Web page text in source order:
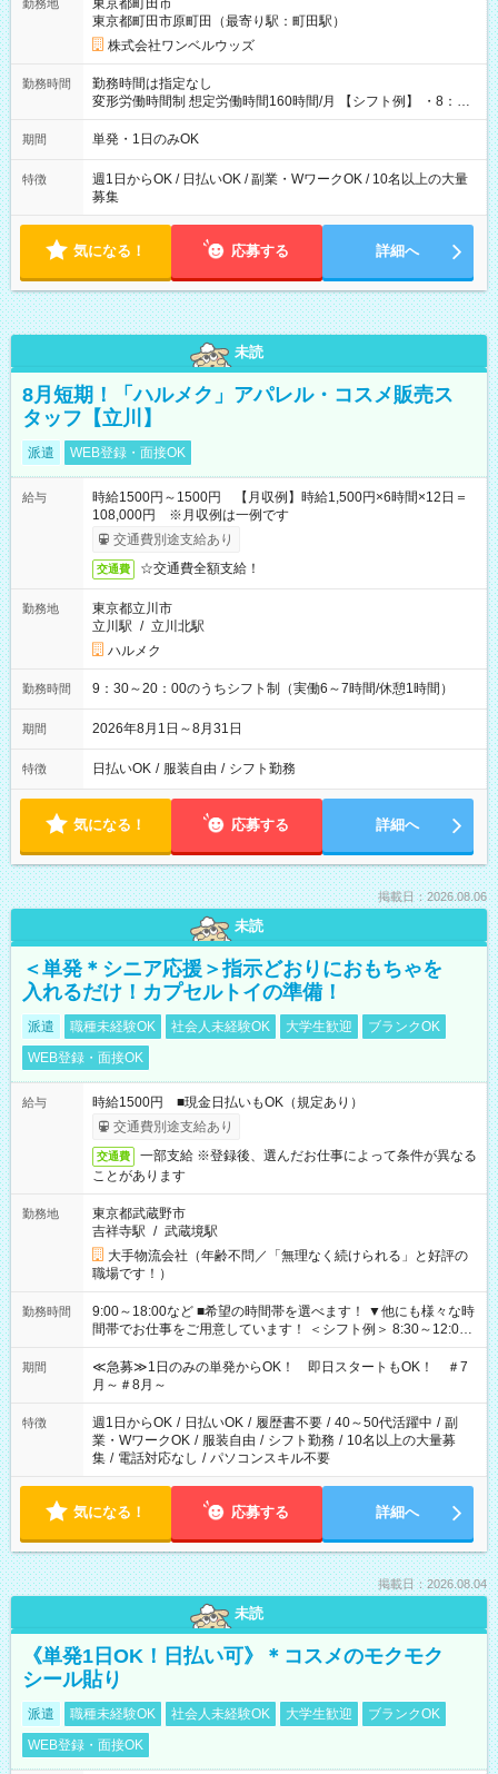
勤務地
東京都町田市
東京都町田市原町田（最寄り駅：町田駅）
株式会社ワンベルウッズ
勤務時間
勤務時間は指定なし
変形労働時間制 想定労働時間160時間/月 【シフト例】 ・8：00
～21：00
期間 単発・1日のみOK
特徴
週1日からOK / 日払いOK / 副業・WワークOK / 10名以上の大量
募集
気になる！ 応募する 詳細へ
未読
8月短期！「ハルメク」アパレル・コスメ販売ス
タッフ【立川】
派遣 WEB登録・面接OK
給与
時給1500円～1500円 【月収例】時給1,500円×6時間×12日＝
108,000円 ※月収例は一例です
交通費別途支給あり
交通費 ☆交通費全額支給！
勤務地
東京都立川市
立川駅 / 立川北駅
ハルメク
勤務時間 9：30～20：00のうちシフト制（実働6～7時間/休憩1時間）
期間 2026年8月1日～8月31日
特徴 日払いOK / 服装自由 / シフト勤務
気になる！ 応募する 詳細へ
掲載日：2026.08.06
未読
＜単発＊シニア応援＞指示どおりにおもちゃを
入れるだけ！カプセルトイの準備！
派遣 職種未経験OK 社会人未経験OK 大学生歓迎
ブランクOK
WEB登録・面接OK
給与
時給1500円 ■現金日払いもOK（規定あり）
交通費別途支給あり
交通費
一部支給 ※登録後、選んだお仕事によって条件が異なる
ことがあります
勤務地
東京都武蔵野市
吉祥寺駅 / 武蔵境駅
大手物流会社（年齢不問／「無理なく続けられる」と好評の
職場です！）
勤務時間
9:00～18:00など ■希望の時間帯を選べます！ ▼他にも様々な時
間帯でお仕事をご用意しています！ ＜シフト例＞ 8:30～12:00
17:00～22:00 13:00～22:00 22:00～翌6:00 など
期間
≪急募≫1日のみの単発からOK！ 即日スタートもOK！ ＃7
月～＃8月～
特徴 週1日からOK / 日払いOK / 履歴書不要 / 40～50代活躍中 / 副
業・WワークOK / 服装自由 / シフト勤務 / 10名以上の大量募
集 / 電話対応なし / パソコンスキル不要
気になる！ 応募する 詳細へ
掲載日：2026.08.04
未読
《単発1日OK！日払い可》＊コスメのモクモク
シール貼り
派遣 職種未経験OK 社会人未経験OK 大学生歓迎
ブランクOK
WEB登録・面接OK